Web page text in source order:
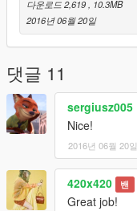
다운로드 2,619
, 10.3MB
2016년 06월 20일
댓글 11
sergiusz005
Nice!
2016년 06월 20일
420x420 밴
Great job!